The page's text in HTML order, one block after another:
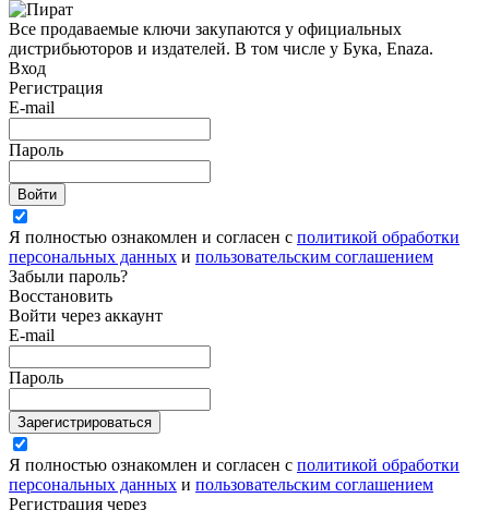
Все продаваемые ключи закупаются у официальных
дистрибьюторов и издателей. В том числе у Бука, Enaza.
Вход
Регистрация
E-mail
Пароль
Войти
Я полностью ознакомлен и согласен с политикой обработки
персональных данных и пользовательским соглашением
Забыли пароль?
Восстановить
Войти через аккаунт
E-mail
Пароль
Зарегистрироваться
Я полностью ознакомлен и согласен с политикой обработки
персональных данных и пользовательским соглашением
Регистрация через